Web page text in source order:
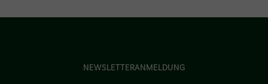
NEWSLETTERANMELDUNG